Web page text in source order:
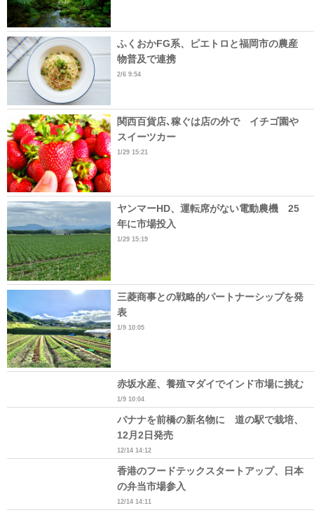
ふくおかFG系、ピエトロと福岡市の農産
物普及で連携
2/6 9:54
関西百貨店､稼ぐは店の外で イチゴ園や
スイーツカー
1/29 15:21
ヤンマーHD、運転席がない電動農機 25
年に市場投入
1/29 15:19
三菱商事との戦略的パートナーシップを発
表
1/9 10:05
赤坂水産、養殖マダイでインド市場に挑む
1/9 10:04
バナナを前橋の新名物に 道の駅で栽培、
12月2日発売
12/14 14:12
香港のフードテックスタートアップ、日本
の弁当市場参入
12/14 14:11